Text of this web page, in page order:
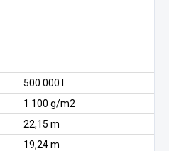
500 000 l
1 100 g/m2
22,15 m
19,24 m